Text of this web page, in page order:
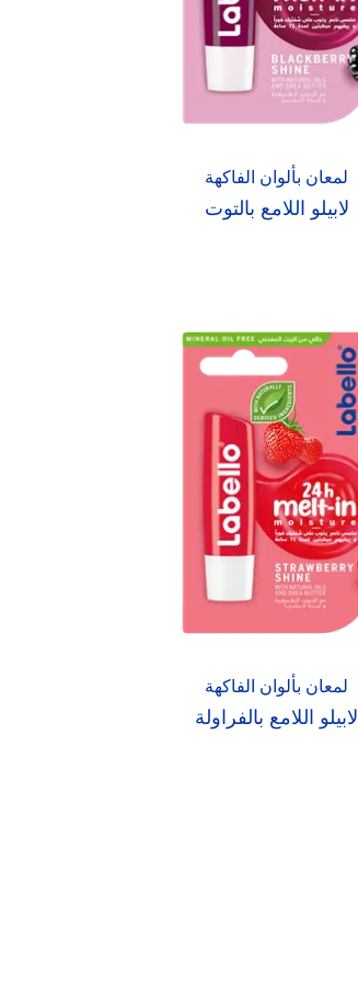
لمعان بألوان الفاكهة
لابيلو اللامع بالتوت
لمعان بألوان الفاكهة
لابيلو اللامع بالفراولة